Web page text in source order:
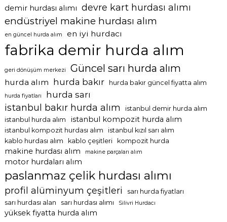
demir hurdası alımı devre kart hurdası alımı
endüstriyel makine hurdası alım
en güncel hurda alım en iyi hurdacı
fabrika demir hurda alım
geri dönüşüm merkezi Güncel sarı hurda alım
hurda alım hurda bakır hurda bakır güncel fiyatta alım
hurda fiyatları hurda sarı
istanbul bakır hurda alım
istanbul demir hurda alım
istanbul hurda alım
istanbul kompozit hurda alım
istanbul kompozit hurdası alım
istanbul kızıl sarı alım
kablo hurdası alım
kablo çeşitleri kompozit hurda
makine hurdası alım makine parçaları alım
motor hurdaları alım
paslanmaz çelik hurdası alımı
profil alüminyum çeşitleri
sarı hurda fiyatları
sarı hurdası alan
sarı hurdası alımı Silivri Hurdacı
yüksek fiyatta hurda alım